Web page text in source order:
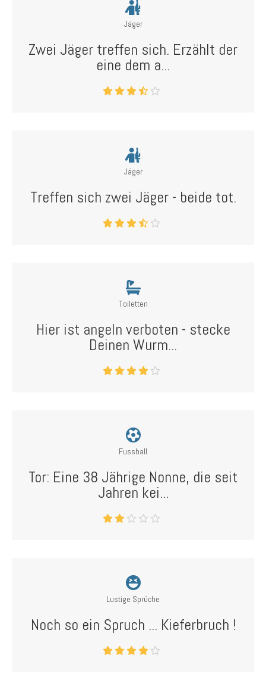
Jäger
Zwei Jäger treffen sich. Erzählt der
eine dem a...
Jäger
Treffen sich zwei Jäger - beide tot.
Toiletten
Hier ist angeln verboten - stecke
Deinen Wurm...
Fussball
Tor: Eine 38 Jährige Nonne, die seit
Jahren kei...
Lustige Sprüche
Noch so ein Spruch ... Kieferbruch !